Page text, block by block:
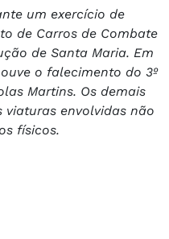
um exercício de
de Carros de Combate
de Santa Maria. Em
o falecimento do 3º
Martins. Os demais
envolvidas não
físicos.